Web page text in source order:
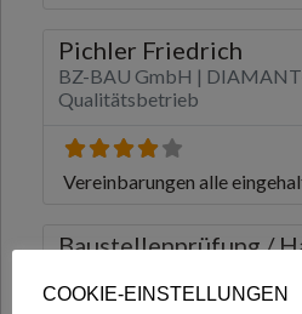
COOKIE-EINSTELLUNGEN